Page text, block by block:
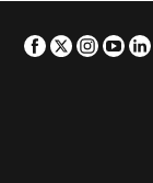
Facebook
Twitter